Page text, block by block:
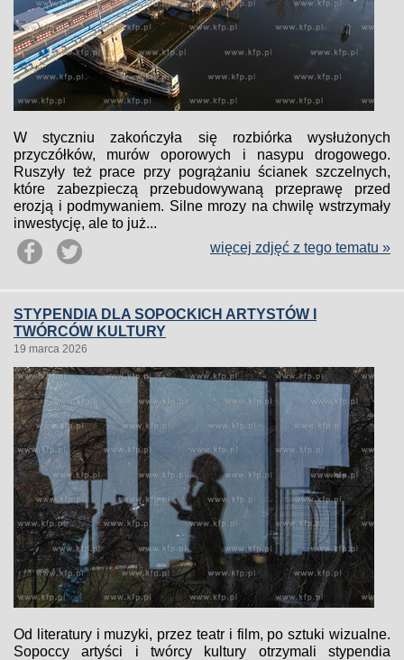
W styczniu zakończyła się rozbiórka wysłużonych
przyczółków, murów oporowych i nasypu drogowego.
Ruszyły też prace przy pogrążaniu ścianek szczelnych,
które zabezpieczą przebudowywaną przeprawę przed
erozją i podmywaniem. Silne mrozy na chwilę wstrzymały
inwestycję, ale to już...
więcej zdjęć z tego tematu »
STYPENDIA DLA SOPOCKICH ARTYSTÓW I
TWÓRCÓW KULTURY
19 marca 2026
Od literatury i muzyki, przez teatr i film, po sztuki wizualne.
Sopoccy artyści i twórcy kultury otrzymali stypendia